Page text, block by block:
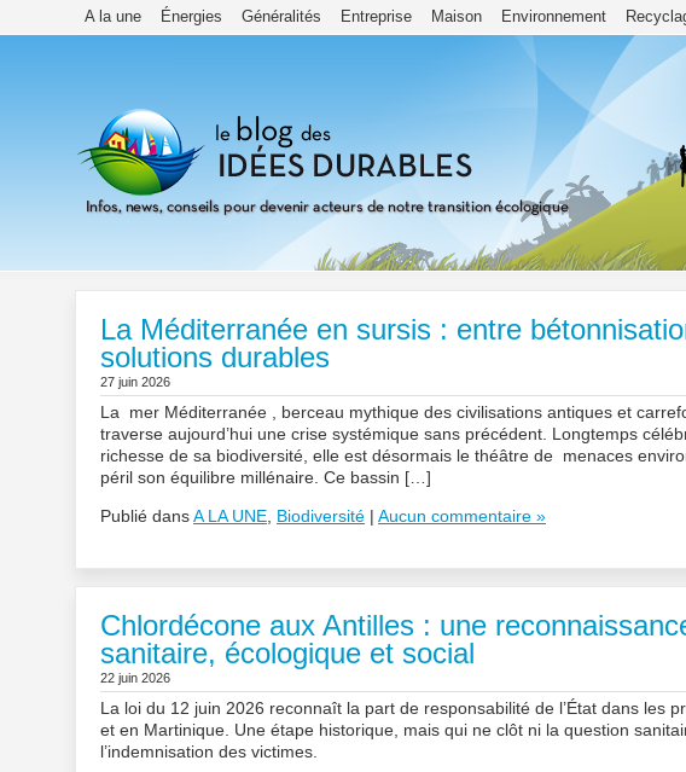
A la une Énergies Généralités Entreprise Maison Environnement
La Méditerranée en sursis : entre
solutions durables
27 juin 2026
La mer Méditerranée , berceau mythique des civilisations antiques et
traverse aujourd’hui une crise systémique sans précédent. Longtemps
richesse de sa biodiversité, elle est désormais le théâtre de menaces
péril son équilibre millénaire. Ce bassin […]
Publié dans A LA UNE Biodiversité | Aucun commentaire »
Chlordécone aux Antilles : une
sanitaire, écologique et social
22 juin 2026
La loi du 12 juin 2026 reconnaît la part de responsabilité de l’État dans les
et en Martinique. Une étape historique, mais qui ne clôt ni la question
l’indemnisation des victimes.